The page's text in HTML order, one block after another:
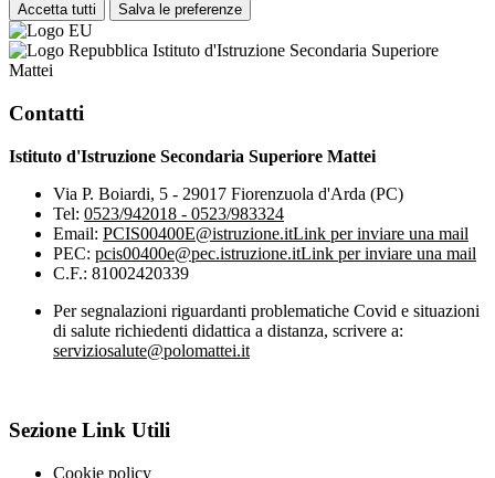
Accetta tutti Salva le preferenze
Istituto d'Istruzione Secondaria Superiore
Mattei
Contatti
Istituto d'Istruzione Secondaria Superiore Mattei
Via P. Boiardi, 5 - 29017 Fiorenzuola d'Arda (PC)
Tel: 0523/942018 - 0523/983324
Email: PCIS00400E@istruzione.itLink per inviare una mail
PEC: pcis00400e@pec.istruzione.itLink per inviare una mail
C.F.: 81002420339
Per segnalazioni riguardanti problematiche Covid e situazioni
di salute richiedenti didattica a distanza, scrivere a:
serviziosalute@polomattei.it
Sezione Link Utili
Cookie policy